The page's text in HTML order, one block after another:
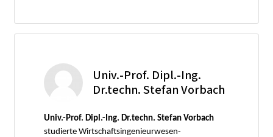
Univ.-Prof. Dipl.-Ing.
Dr.techn. Stefan Vorbach
Univ.-Prof. Dipl.-Ing. Dr.techn. Stefan Vorbach
studierte Wirtschaftsingenieurwesen-